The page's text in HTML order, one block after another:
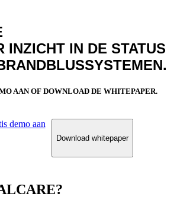
INZICHT IN DE STATUS
AAN OF DOWNLOAD DE WHITEPAPER.
demo aan
Download whitepaper